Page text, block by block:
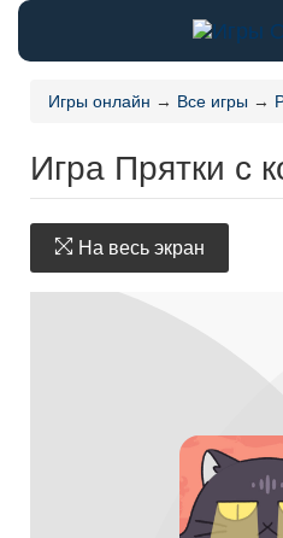
Игры онлайн → Все игры →
Игра Прятки с
На весь экран